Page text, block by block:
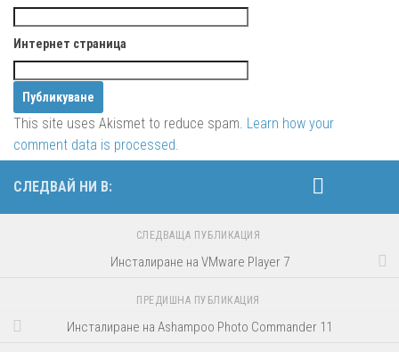
Интернет страница
This site uses Akismet to reduce spam. Learn how your
comment data is processed.
СЛЕДВАЙ НИ В:
СЛЕДВАЩА ПУБЛИКАЦИЯ
Инсталиране на VMware Player 7
ПРЕДИШНА ПУБЛИКАЦИЯ
Инсталиране на Ashampoo Photo Commander 11